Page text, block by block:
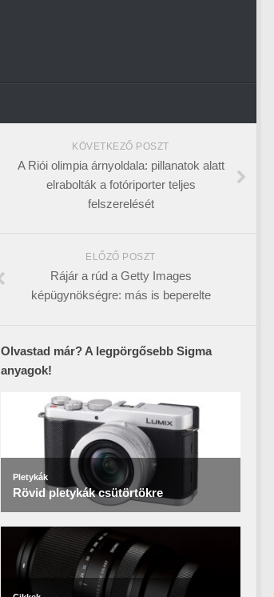
KÖVETKEZŐ POSZT
A Riói olimpia árnyoldala: pillanatok alatt
elrabolták a fotóriporter teljes
felszerelését
ELŐZŐ POSZT
Rájár a rúd a Getty Images
képügynökségre: más is beperelte
Olvastad már? A legpörgősebb Sigma
anyagok!